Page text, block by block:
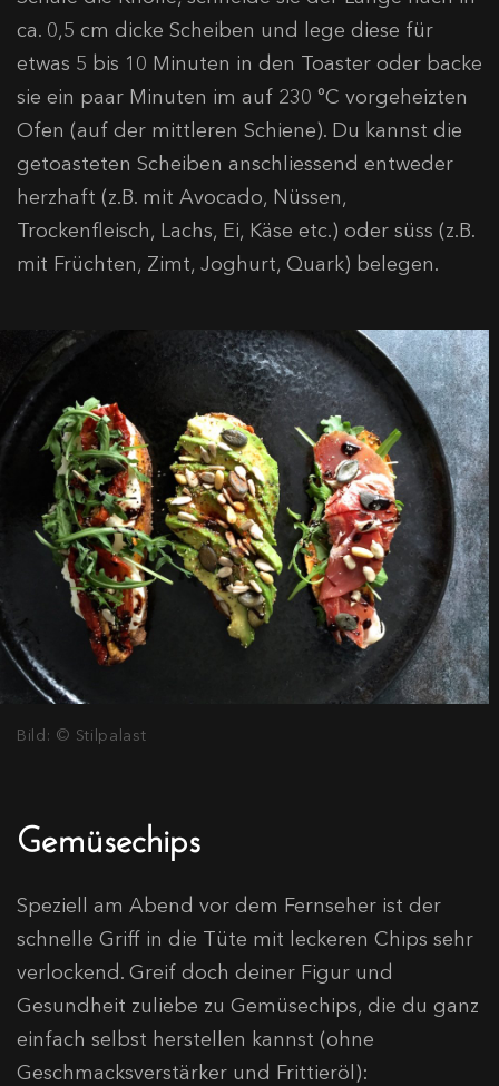
ca. 0,5 cm dicke Scheiben und lege diese für
etwas 5 bis 10 Minuten in den Toaster oder backe
sie ein paar Minuten im auf 230 °C vorgeheizten
Ofen (auf der mittleren Schiene). Du kannst die
getoasteten Scheiben anschliessend entweder
herzhaft (z.B. mit Avocado, Nüssen,
Trockenfleisch, Lachs, Ei, Käse etc.) oder süss (z.B.
mit Früchten, Zimt, Joghurt, Quark) belegen.
Bild: © Stilpalast
Gemüsechips
Speziell am Abend vor dem Fernseher ist der
schnelle Griff in die Tüte mit leckeren Chips sehr
verlockend. Greif doch deiner Figur und
Gesundheit zuliebe zu Gemüsechips, die du ganz
einfach selbst herstellen kannst (ohne
Geschmacksverstärker und Frittieröl):